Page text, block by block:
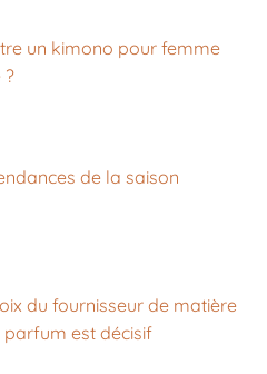
un kimono pour femme
?
de la saison
du fournisseur de matière
est décisif